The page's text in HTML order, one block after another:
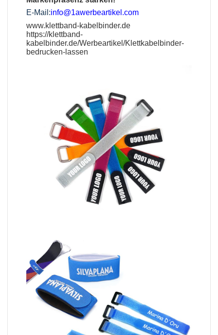
E-Mail:info@1awerbeartikel.com
www.klettband-kabelbinder.de
https://klettband-
kabelbinder.de/Werbeartikel/Klettkabelbinder-
bedrucken-lassen